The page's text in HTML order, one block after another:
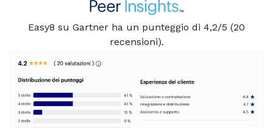
Easy8 su Gartner ha un punteggio di 4,2/5 (20
recensioni).